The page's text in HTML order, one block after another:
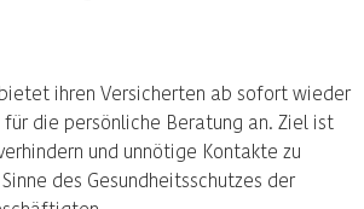
bietet ihren Versicherten ab sofort wieder
für die persönliche Beratung an. Ziel ist
und unnötige Kontakte zu
des Gesundheitsschutzes der